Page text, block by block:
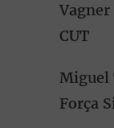
CUT
Miguel
Força